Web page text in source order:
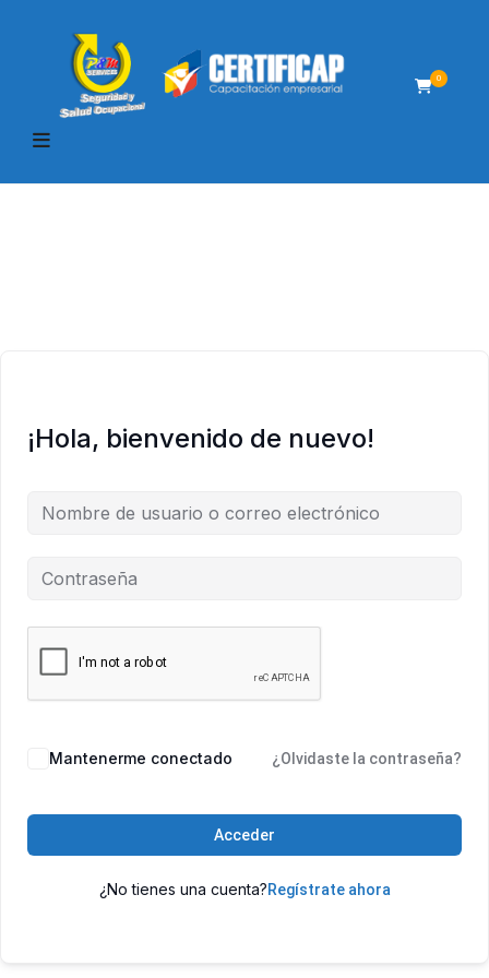
0
¡Hola, bienvenido de nuevo!
Mantenerme conectado ¿Olvidaste la contraseña?
Acceder
¿No tienes una cuenta?Regístrate ahora